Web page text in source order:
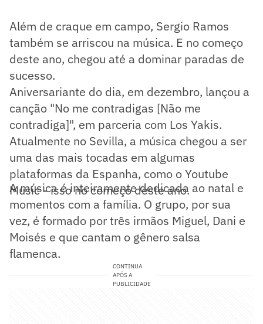
Além de craque em campo, Sergio Ramos
também se arriscou na música. E no começo
deste ano, chegou até a dominar paradas de
sucesso.
Aniversariante do dia, em dezembro, lançou a
canção "No me contradigas [Não me
contradiga]", em parceria com Los Yakis.
Atualmente no Sevilla, a música chegou a ser
uma das mais tocadas em algumas
plataformas da Espanha, como o Youtube
Music - isso no começo deste ano.
A música é inteiramente dedicada ao natal e
momentos com a família. O grupo, por sua
vez, é formado por três irmãos Miguel, Dani e
Moisés e que cantam o gênero salsa
flamenca.
CONTINUA
APÓS A
PUBLICIDADE